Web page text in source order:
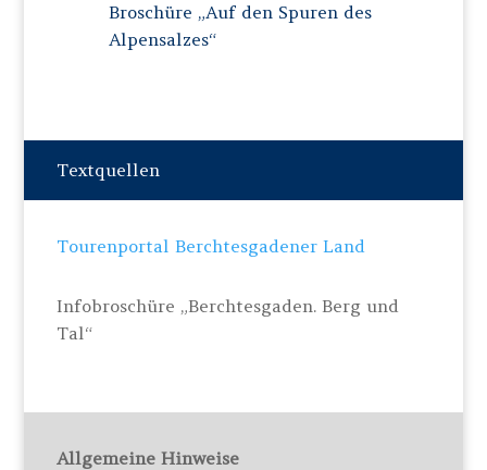
Broschüre „Auf den Spuren des
Alpensalzes“
Textquellen
Tourenportal Berchtesgadener Land
Infobroschüre „Berchtesgaden. Berg und
Tal“
Allgemeine Hinweise